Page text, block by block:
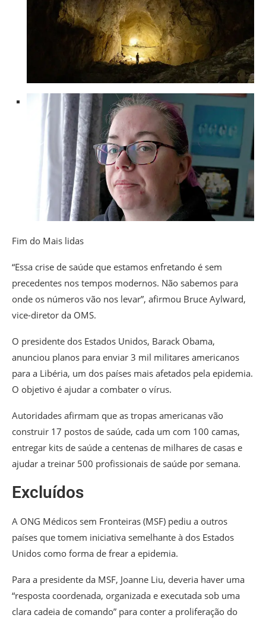
Fim do Mais lidas
“Essa crise de saúde que estamos enfretando é sem
precedentes nos tempos modernos. Não sabemos para
onde os números vão nos levar”, afirmou Bruce Aylward,
vice-diretor da OMS.
O presidente dos Estados Unidos, Barack Obama,
anunciou planos para enviar 3 mil militares americanos
para a Libéria, um dos países mais afetados pela epidemia.
O objetivo é ajudar a combater o vírus.
Autoridades afirmam que as tropas americanas vão
construir 17 postos de saúde, cada um com 100 camas,
entregar kits de saúde a centenas de milhares de casas e
ajudar a treinar 500 profissionais de saúde por semana.
Excluídos
A ONG Médicos sem Fronteiras (MSF) pediu a outros
países que tomem iniciativa semelhante à dos Estados
Unidos como forma de frear a epidemia.
Para a presidente da MSF, Joanne Liu, deveria haver uma
“resposta coordenada, organizada e executada sob uma
clara cadeia de comando” para conter a proliferação do